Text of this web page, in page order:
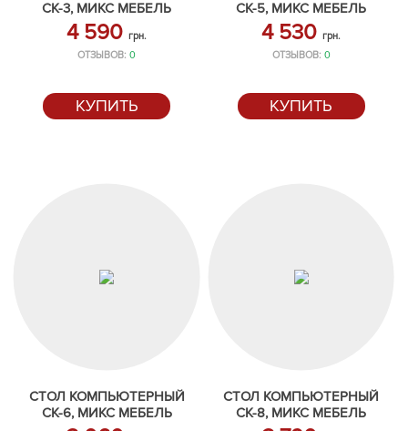
СК-3, МИКС МЕБЕЛЬ
4 590грн.
ОТЗЫВОВ:0
КУПИТЬ
СК-5, МИКС МЕБЕЛЬ
4 530грн.
ОТЗЫВОВ: 0
КУПИТЬ
СТОЛ КОМПЬЮТЕРНЫЙ
СК-6, МИКС МЕБЕЛЬ
СТОЛ КОМПЬЮТЕРНЫЙ
СК-8, МИКС МЕБЕЛЬ